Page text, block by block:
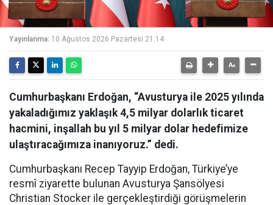
Yayınlanma: 10 Ağustos 2026 Pazartesi 21:14
Cumhurbaşkanı Erdoğan, “Avusturya ile 2025 yılında
yakaladığımız yaklaşık 4,5 milyar dolarlık ticaret
hacmini, inşallah bu yıl 5 milyar dolar hedefimize
ulaştıracağımıza inanıyoruz.” dedi.
Cumhurbaşkanı Recep Tayyip Erdoğan, Türkiye’ye
resmî ziyarette bulunan Avusturya Şansölyesi
Christian Stocker ile gerçekleştirdiği görüşmelerin